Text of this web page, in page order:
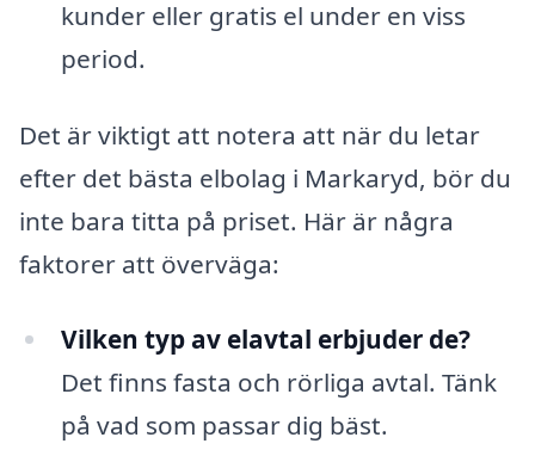
kunder eller gratis el under en viss
period.
Det är viktigt att notera att när du letar
efter det bästa elbolag i Markaryd, bör du
inte bara titta på priset. Här är några
faktorer att överväga:
Vilken typ av elavtal erbjuder de?
Det finns fasta och rörliga avtal. Tänk
på vad som passar dig bäst.